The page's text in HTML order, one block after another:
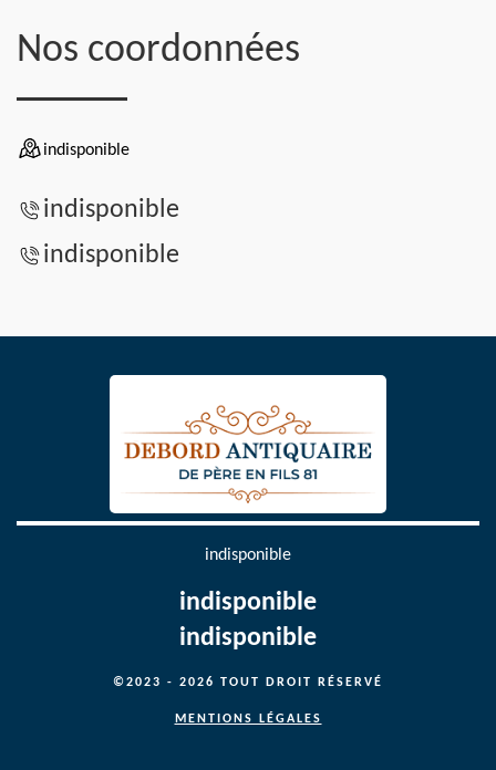
Nos coordonnées
indisponible
indisponible
indisponible
indisponible
indisponible
indisponible
©2023 - 2026 TOUT DROIT RÉSERVÉ
MENTIONS LÉGALES